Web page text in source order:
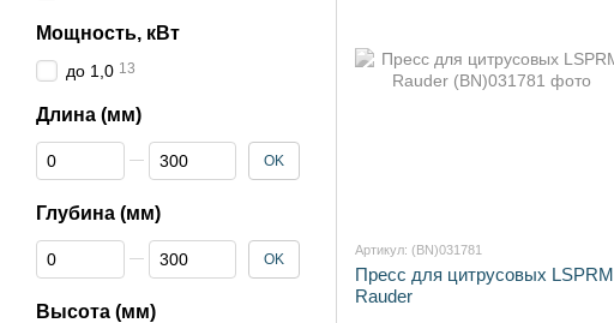
Артикул: (BN)031781
Пресс для цитрусовых LSPRM
Rauder
Мощность, кВт
до 1,0 13
Длина (мм)
От Длина (мм)
До Длина (мм) OK
Глубина (мм)
От Глубина (мм)
До Глубина (мм) OK
Высота (мм)